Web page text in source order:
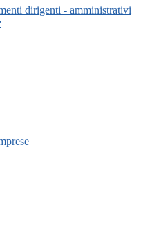
dirigenti - amministrativi